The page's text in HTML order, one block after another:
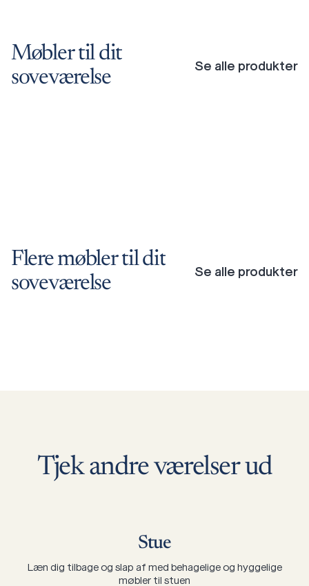
Møbler til dit
soveværelse
Se alle produkter
Slap afi
Fleremøbler til dit
soveværelse
Se alle produkter
Tjek andreværelser ud
Stue
Læn dig tilbage og slap af med behagelige og hyggelige
møbler til stuen